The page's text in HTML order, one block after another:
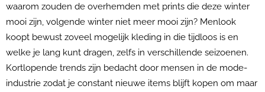
waarom zouden de overhemden met prints die deze winter
mooi zijn, volgende winter niet meer mooi zijn? Menlook
koopt bewust zoveel mogelijk kleding in die tijdloos is en
welke je lang kunt dragen, zelfs in verschillende seizoenen.
Kortlopende trends zijn bedacht door mensen in de mode-
industrie zodat je constant nieuwe items blijft kopen om maar